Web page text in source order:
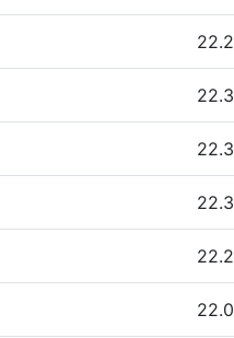
22.2
22.3
22.3
22.3
22.2
22.0